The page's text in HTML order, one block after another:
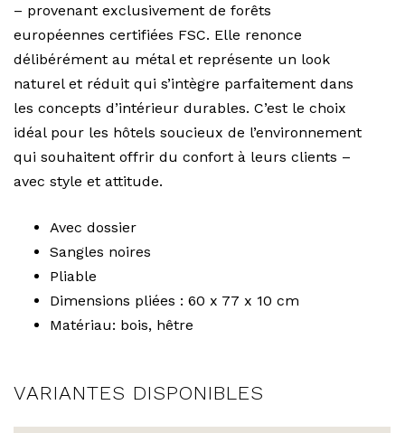
– provenant exclusivement de forêts
européennes certifiées FSC. Elle renonce
délibérément au métal et représente un look
naturel et réduit qui s’intègre parfaitement dans
les concepts d’intérieur durables. C’est le choix
idéal pour les hôtels soucieux de l’environnement
qui souhaitent offrir du confort à leurs clients –
avec style et attitude.
Avec dossier
Sangles noires
Pliable
Dimensions pliées : 60 x 77 x 10 cm
Matériau: bois, hêtre
VARIANTES DISPONIBLES